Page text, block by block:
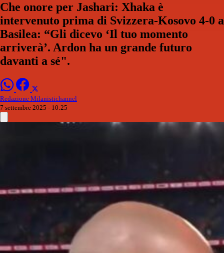
Che onore per Jashari: Xhaka è
intervenuto prima di Svizzera-Kosovo 4-0 a
Basilea: “Gli dicevo ‘Il tuo momento
arriverà’. Ardon ha un grande futuro
davanti a sé".
Redazione Milanistichannel
7 settembre 2025 - 10:25